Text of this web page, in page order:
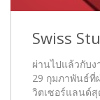
Swiss
ผ่านไปแล้วกับง
29 กุมภาพันธ์ที่
วิตเซอร์แลนด์สุ